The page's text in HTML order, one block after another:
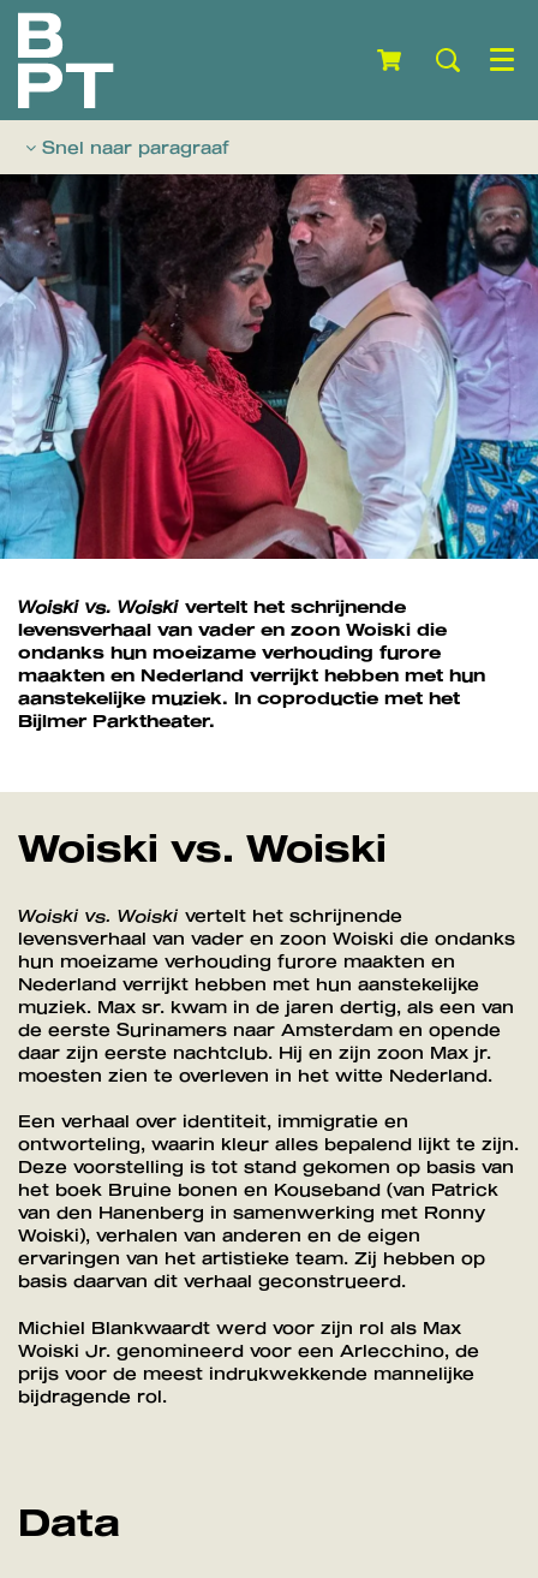
Menu
Snel naar paragraaf
Woiski vs. Woiski vertelt het schrijnende
levensverhaal van vader en zoon Woiski die
ondanks hun moeizame verhouding furore
maakten en Nederland verrijkt hebben met hun
aanstekelijke muziek. In coproductie met het
Bijlmer Parktheater.
Woiski vs. Woiski
Woiski vs. Woiski vertelt het schrijnende
levensverhaal van vader en zoon Woiski die ondanks
hun moeizame verhouding furore maakten en
Nederland verrijkt hebben met hun aanstekelijke
muziek. Max sr. kwam in de jaren dertig, als een van
de eerste Surinamers naar Amsterdam en opende
daar zijn eerste nachtclub. Hij en zijn zoon Max jr.
moesten zien te overleven in het witte Nederland.
Een verhaal over identiteit, immigratie en
ontworteling, waarin kleur alles bepalend lijkt te zijn.
Deze voorstelling is tot stand gekomen op basis van
het boek Bruine bonen en Kouseband (van Patrick
van den Hanenberg in samenwerking met Ronny
Woiski), verhalen van anderen en de eigen
ervaringen van het artistieke team. Zij hebben op
basis daarvan dit verhaal geconstrueerd.
Michiel Blankwaardt werd voor zijn rol als Max
Woiski Jr. genomineerd voor een Arlecchino, de
prijs voor de meest indrukwekkende mannelijke
bijdragende rol.
Data